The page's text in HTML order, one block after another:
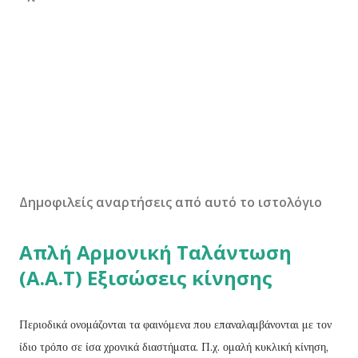
Δημοφιλείς αναρτήσεις από αυτό το ιστολόγιο
Απλή Αρμονική Ταλάντωση
(Α.Α.Τ) Εξισώσεις κίνησης
Περιοδικά ονομάζονται τα φαινόμενα που επαναλαμβάνονται με τον
ίδιο τρόπο σε ίσα χρονικά διαστήματα. Π.χ. ομαλή κυκλική κίνηση,